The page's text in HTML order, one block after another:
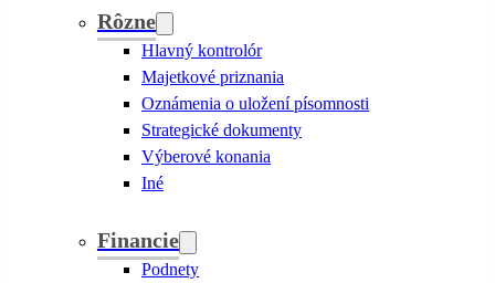
Rôzne
Hlavný kontrolór
Majetkové priznania
Oznámenia o uložení písomnosti
Strategické dokumenty
Výberové konania
Iné
Financie
Podnety